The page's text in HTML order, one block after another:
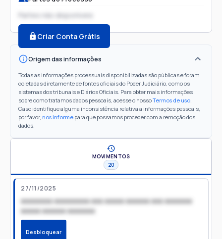
Partes não disponíveis
Criar Conta Grátis
Origem das informações
Todas as informações processuais disponibilizadas são públicas e foram
coletadas diretamente de fontes oficiais do Poder Judiciário, como os
sistemas dos tribunais e Diários Oficiais. Para obter mais informações
sobre como tratamos dados pessoais, acesse o nossoTermos de uso.
Caso identifique alguma inconsistência relativa a informações pessoais,
por favor, nos informe para que possamos proceder com a remoção dos
dados.
MOVIMENTOS
20
27/11/2025
xxxxxxxx xxxxxxxxx xxx xxxxx xxxxxx xxx xxxxxxx
xxxxx xxxxxx xxxxxxx
Desbloquear